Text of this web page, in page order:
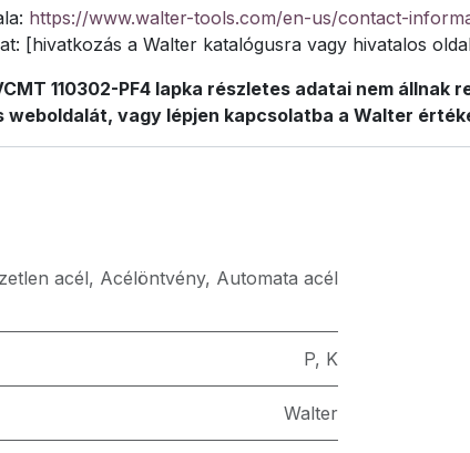
https://www.walter-tools.com/en-us/contact-
[hivatkozás a Walter katalógusra vagy hivatalos
110302-PF4 lapka részletes adatai nem
weboldalát, vagy lépjen kapcsolatba a Walter
acél, Acélöntvény, Automata acél
P, K
Walter